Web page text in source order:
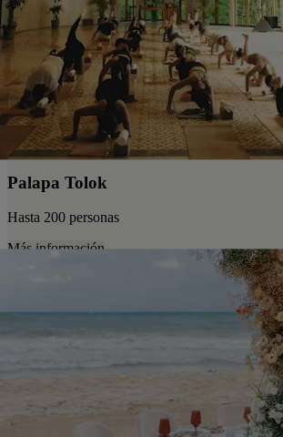
Palapa Tolok
Hasta 200 personas
Más información